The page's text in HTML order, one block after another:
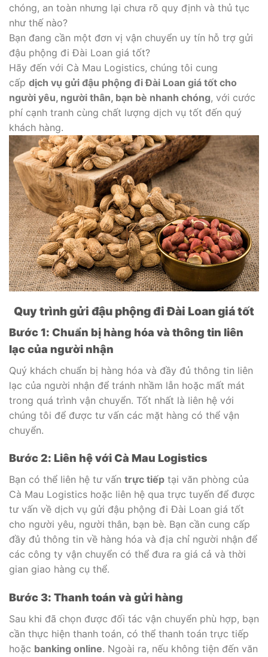
chóng, an toàn nhưng lại chưa rõ quy định và thủ tục
như thế nào?
Bạn đang cần một đơn vị vận chuyển uy tín hỗ trợ gửi
đậu phộng đi Đài Loan giá tốt?
Hãy đến với Cà Mau Logistics, chúng tôi cung
cấp dịch vụ gửi đậu phộng đi Đài Loan giá tốt cho
người yêu, người thân, bạn bè nhanh chóng, với cước
phí cạnh tranh cùng chất lượng dịch vụ tốt đến quý
khách hàng.
Quy trình gửi đậu phộng đi Đài Loan giá tốt
Bước 1: Chuẩn bị hàng hóa và thông tin liên
lạc của người nhận
Quý khách chuẩn bị hàng hóa và đầy đủ thông tin liên
lạc của người nhận để tránh nhầm lẫn hoặc mất mát
trong quá trình vận chuyển. Tốt nhất là liên hệ với
chúng tôi để được tư vấn các mặt hàng có thể vận
chuyển.
Bước 2: Liên hệ với Cà Mau Logistics
Bạn có thể liên hệ tư vấn trực tiếp tại văn phòng của
Cà Mau Logistics hoặc liên hệ qua trực tuyến để được
tư vấn về dịch vụ gửi đậu phộng đi Đài Loan giá tốt
cho người yêu, người thân, bạn bè. Bạn cần cung cấp
đầy đủ thông tin về hàng hóa và địa chỉ người nhận để
các công ty vận chuyển có thể đưa ra giá cả và thời
gian giao hàng cụ thể.
Bước 3: Thanh toán và gửi hàng
Sau khi đã chọn được đối tác vận chuyển phù hợp, bạn
cần thực hiện thanh toán, có thể thanh toán trực tiếp
hoặc banking online. Ngoài ra, nếu không tiện đến văn